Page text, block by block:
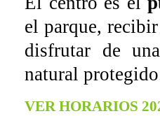
el parque,
disfrutar de
natural
VER HORARIOS